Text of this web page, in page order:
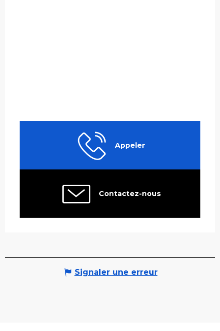
Appeler
Contactez-nous
Signaler une erreur